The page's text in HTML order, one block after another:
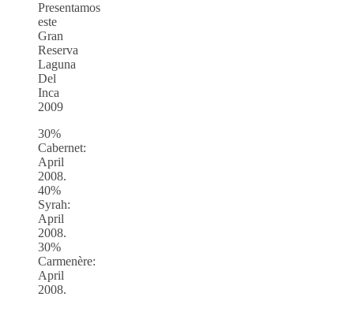
Presentamos
este
Gran
Reserva
Laguna
Del
Inca
2009
30%
Cabernet:
April
2008.
40%
Syrah:
April
2008.
30%
Carmenère:
April
2008.